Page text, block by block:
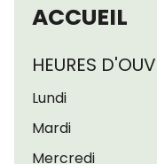
ACCUEIL
HEURES
Lundi
Mardi
Mercredi